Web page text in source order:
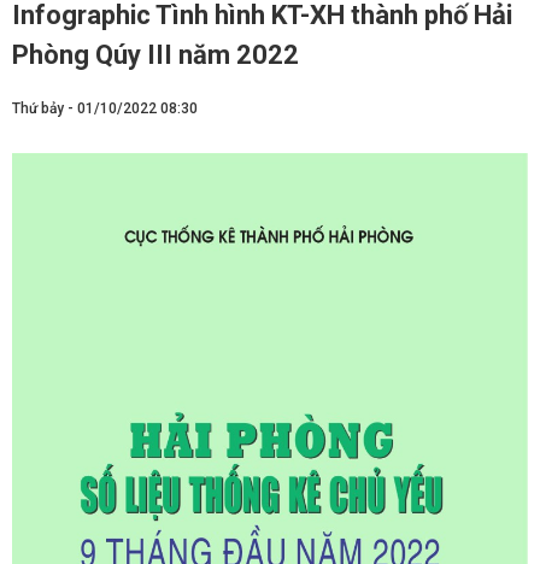
Infographic Tình hình KT-XH thành phố Hải
Phòng Qúy III năm 2022
Thứ bảy - 01/10/2022 08:30